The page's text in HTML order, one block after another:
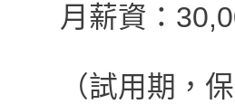
月薪資：
（試用期，